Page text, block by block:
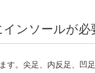
ンソールが必
す。尖足、内反足、凹